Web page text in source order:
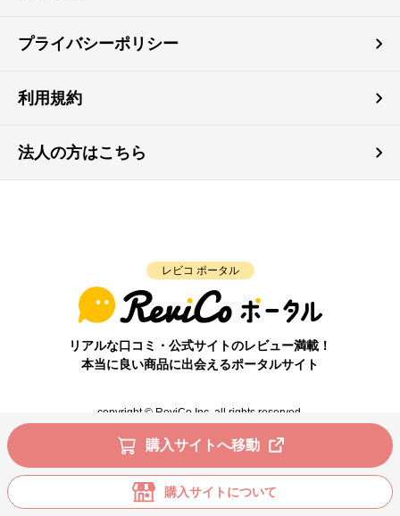
購入サイトへ移動
購入サイトについて
プライバシーポリシー
利用規約
法人の方はこちら
レビコ ポータル
リアルな口コミ・公式サイトのレビュー満載！
本当に良い商品に出会えるポータルサイト
copyright © ReviCo Inc. all rights reserved.